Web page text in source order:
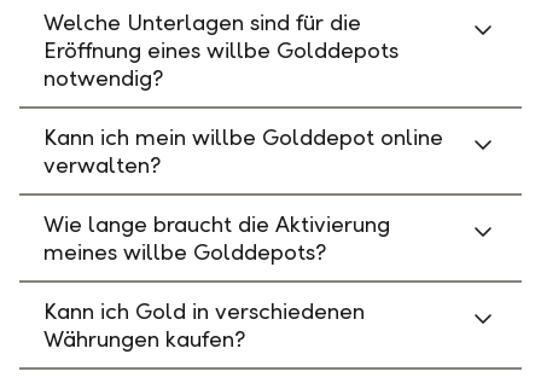
Welche Unterlagen sind für die
Eröffnung eines willbe Golddepots
notwendig?
Kann ich mein willbe Golddepot online
verwalten?
Wie lange braucht die Aktivierung
meines willbe Golddepots?
Kann ich Gold in verschiedenen
Währungen kaufen?